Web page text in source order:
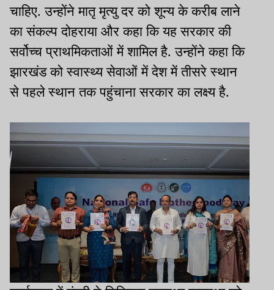
चाहिए. उन्होंने मातृ मृत्यु दर को शून्य के करीब लाने
का संकल्प दोहराया और कहा कि यह सरकार की
सर्वोच्च प्राथमिकताओं में शामिल है. उन्होंने कहा कि
झारखंड को स्वास्थ्य सेवाओं में देश में तीसरे स्थान
से पहले स्थान तक पहुंचाना सरकार का लक्ष्य है.